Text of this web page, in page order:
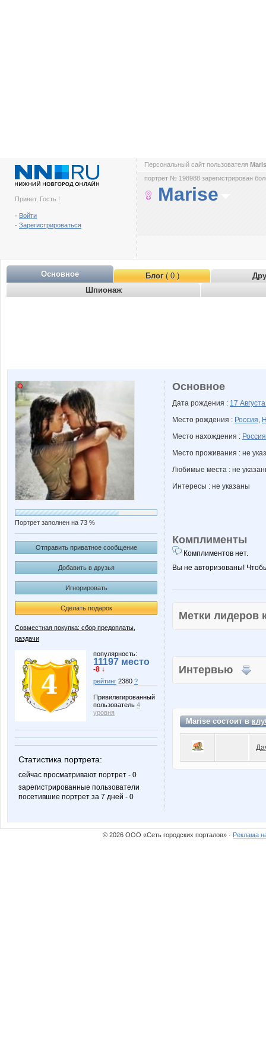
Привет, Гость !
- Войти
- Зарегистрироваться
Персональный сайт пользователя
портрет № 198988 зарегистрирован
Marise
Основное Блог( 0 )
Шпионаж
Портрет заполнен на 73 %
Отправить приватное сообщение
Добавить в друзья
Игнорировать
Сделать подарок
Совместная покупка: сбор предоплаты,
раздачи
популярность:
11197 место
-8 ↓
рейтинг 2380 ?
Привилегированный
пользователь 4
уровня
Статистика портрета:
сейчас просматривают портрет - 0
зарегистрированные пользователи
посетившие портрет за 7 дней - 0
Основное
Дата рождения : 17
Место рождения : Россия,
Место нахождения : Россия
Место проживания : не
Любимые места : не
Интересы : не указаны
Комплименты
Комплиментов нет.
Вы не авторизованы!
Метки
Интервью
Marise состоит в
© 2026 ООО «Сеть городских порталов» · Реклама